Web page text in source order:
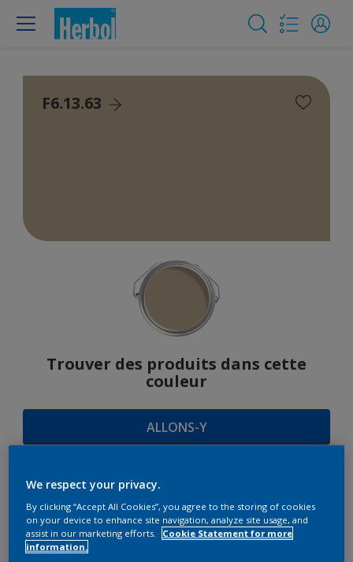
F6.13.63
Trouver des produits dans cette
couleur
ALLONS-Y
SUGGESTIONS
D'HARMONIES
We respect your privacy.
By clicking “Accept All Cookies”, you agree to the storing of cookies
on your device to enhance site navigation, analyze site usage, and
assist in our marketing efforts.
Cookie Statement for more
information.